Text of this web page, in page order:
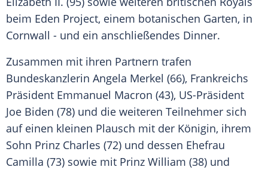
beim Eden Project, einem botanischen Garten, in
Cornwall - und ein anschließendes Dinner.
Zusammen mit ihren Partnern trafen
Bundeskanzlerin Angela Merkel (66), Frankreichs
Präsident Emmanuel Macron (43), US-Präsident
Joe Biden (78) und die weiteren Teilnehmer sich
auf einen kleinen Plausch mit der Königin, ihrem
Sohn Prinz Charles (72) und dessen Ehefrau
Camilla (73) sowie mit Prinz William (38) und